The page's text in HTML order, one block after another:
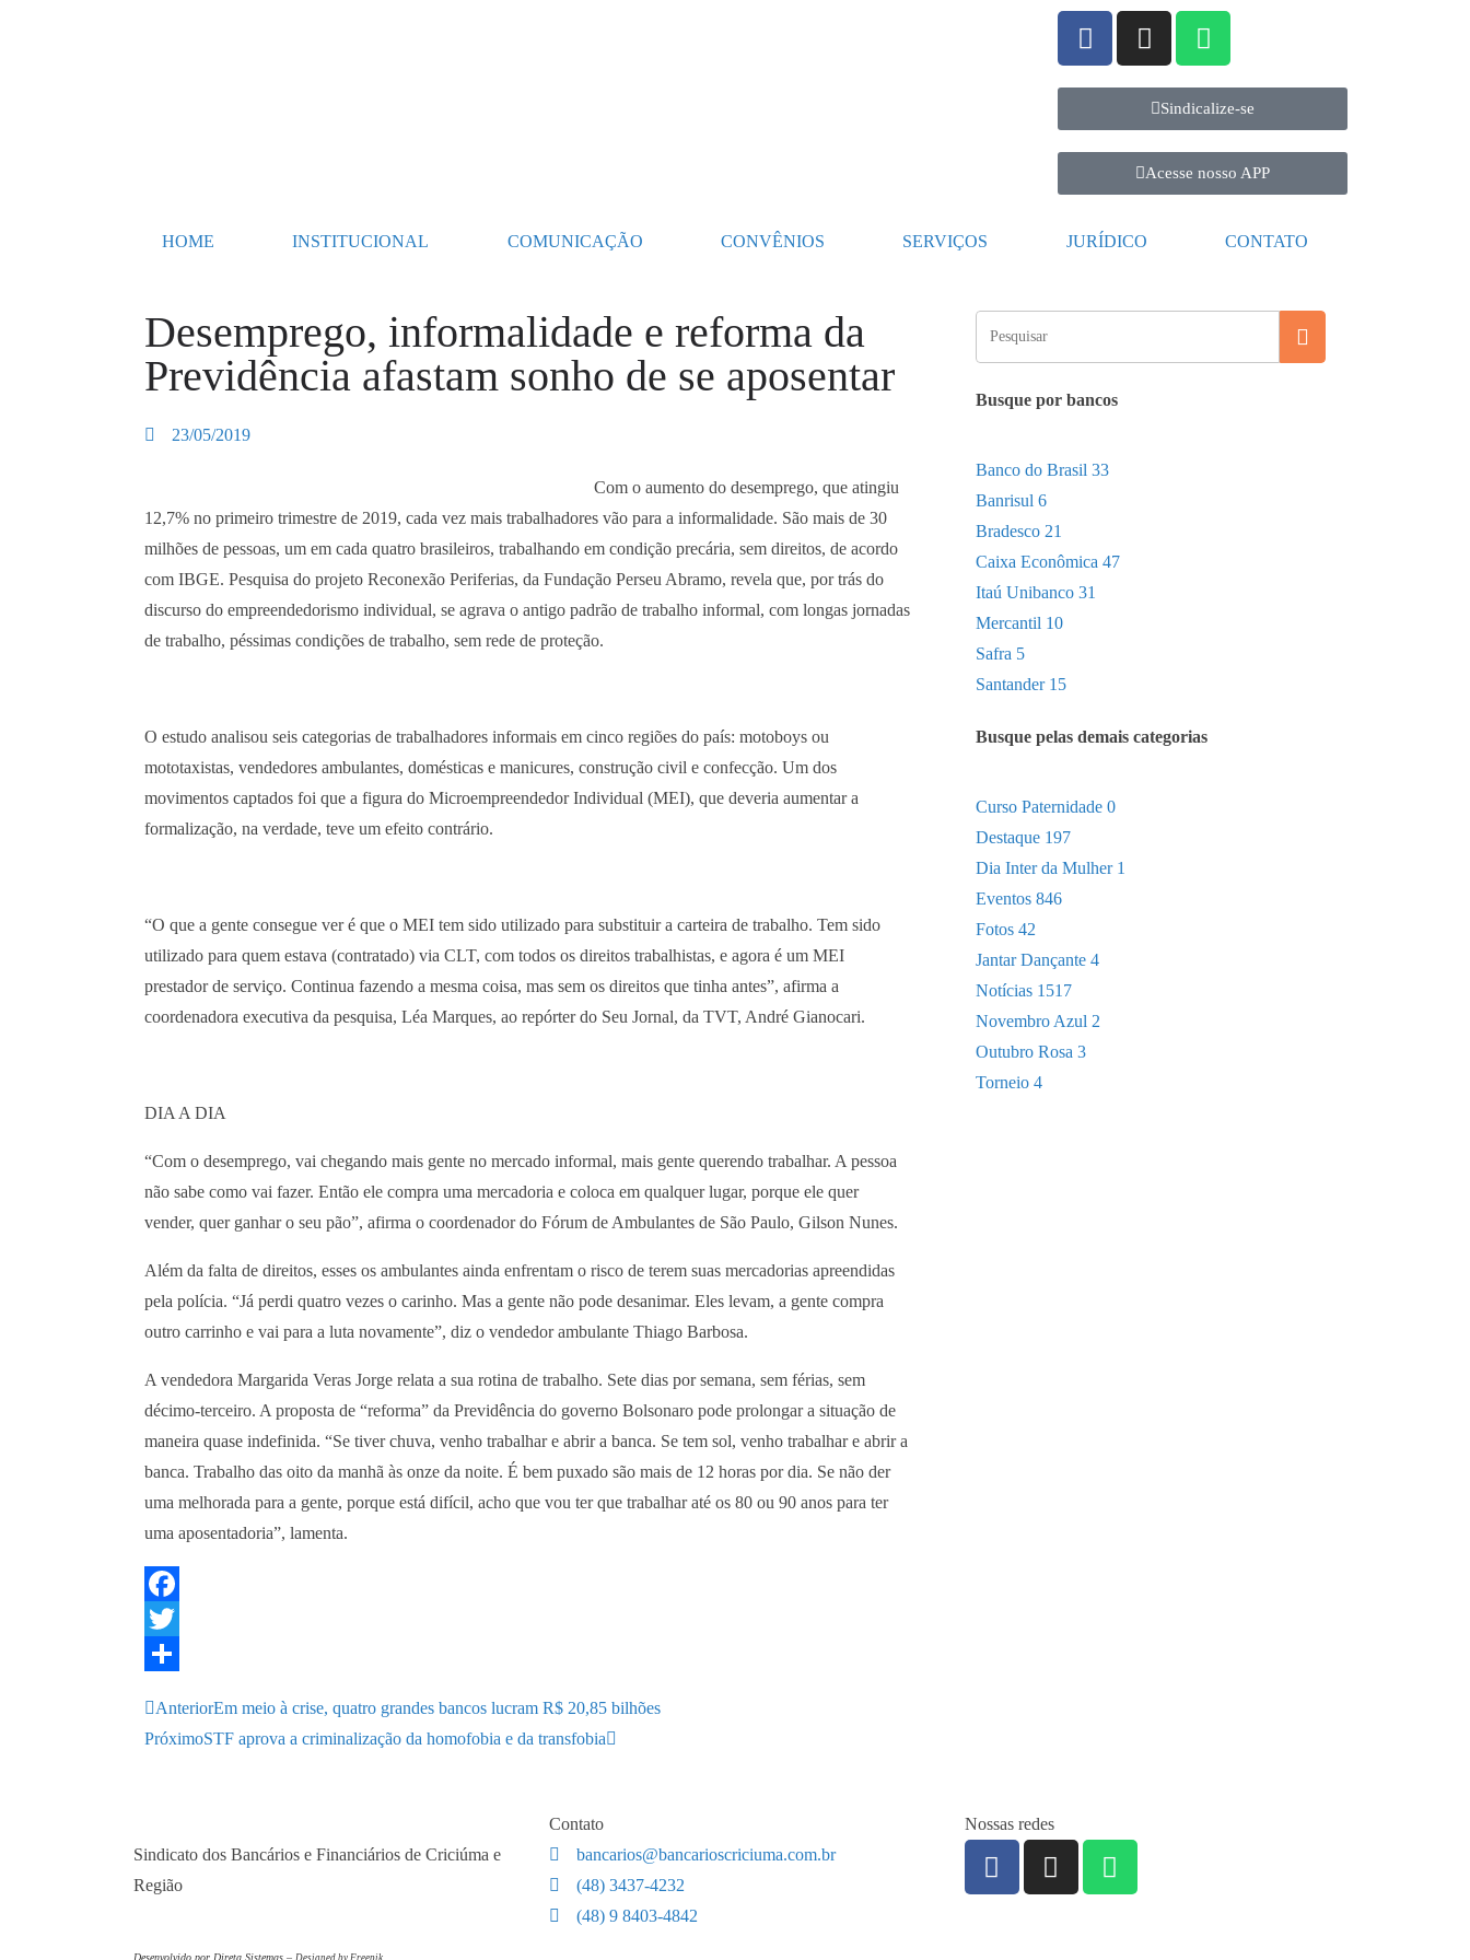
Sindicalize-se
Acesse nosso APP
HOME INSTITUCIONAL COMUNICAÇÃO CONVÊNIOS SERVIÇOS JURÍDICO CONTATO
Desemprego, informalidade e reforma da
Previdência afastam sonho de se aposentar
23/05/2019
Com o aumento do desemprego, que atingiu
12,7% no primeiro trimestre de 2019, cada vez mais trabalhadores vão para a informalidade. São mais de 30
milhões de pessoas, um em cada quatro brasileiros, trabalhando em condição precária, sem direitos, de acordo
com IBGE. Pesquisa do projeto Reconexão Periferias, da Fundação Perseu Abramo, revela que, por trás do
discurso do empreendedorismo individual, se agrava o antigo padrão de trabalho informal, com longas jornadas
de trabalho, péssimas condições de trabalho, sem rede de proteção.
O estudo analisou seis categorias de trabalhadores informais em cinco regiões do país: motoboys ou
mototaxistas, vendedores ambulantes, domésticas e manicures, construção civil e confecção. Um dos
movimentos captados foi que a figura do Microempreendedor Individual (MEI), que deveria aumentar a
formalização, na verdade, teve um efeito contrário.
“O que a gente consegue ver é que o MEI tem sido utilizado para substituir a carteira de trabalho. Tem sido
utilizado para quem estava (contratado) via CLT, com todos os direitos trabalhistas, e agora é um MEI
prestador de serviço. Continua fazendo a mesma coisa, mas sem os direitos que tinha antes”, afirma a
coordenadora executiva da pesquisa, Léa Marques, ao repórter do Seu Jornal, da TVT, André Gianocari.
DIA A DIA
“Com o desemprego, vai chegando mais gente no mercado informal, mais gente querendo trabalhar. A pessoa
não sabe como vai fazer. Então ele compra uma mercadoria e coloca em qualquer lugar, porque ele quer
vender, quer ganhar o seu pão”, afirma o coordenador do Fórum de Ambulantes de São Paulo, Gilson Nunes.
Além da falta de direitos, esses os ambulantes ainda enfrentam o risco de terem suas mercadorias apreendidas
pela polícia. “Já perdi quatro vezes o carinho. Mas a gente não pode desanimar. Eles levam, a gente compra
outro carrinho e vai para a luta novamente”, diz o vendedor ambulante Thiago Barbosa.
A vendedora Margarida Veras Jorge relata a sua rotina de trabalho. Sete dias por semana, sem férias, sem
décimo-terceiro. A proposta de “reforma” da Previdência do governo Bolsonaro pode prolongar a situação de
maneira quase indefinida. “Se tiver chuva, venho trabalhar e abrir a banca. Se tem sol, venho trabalhar e abrir a
banca. Trabalho das oito da manhã às onze da noite. É bem puxado são mais de 12 horas por dia. Se não der
uma melhorada para a gente, porque está difícil, acho que vou ter que trabalhar até os 80 ou 90 anos para ter
uma aposentadoria”, lamenta.
F
k
T
r
AnteriorEm meio à crise, quatro grandes bancos lucram R$ 20,85 bilhões
PróximoSTF aprova a criminalização da homofobia e da transfobia
Busque por bancos
Banco do Brasil 33
Banrisul 6
Bradesco 21
Caixa Econômica 47
Itaú Unibanco 31
Mercantil 10
Safra 5
Santander 15
Busque pelas demais categorias
Curso Paternidade 0
Destaque 197
Dia Inter da Mulher 1
Eventos 846
Fotos 42
Jantar Dançante 4
Notícias 1517
Novembro Azul 2
Outubro Rosa 3
Torneio 4
Sindicato dos Bancários e Financiários de Criciúma e
Região
Desenvolvido por Direta Sistemas – Designed by Freepik
Contato
bancarios@bancarioscriciuma.com.br
(48) 3437-4232
(48) 9 8403-4842
Nossas redes